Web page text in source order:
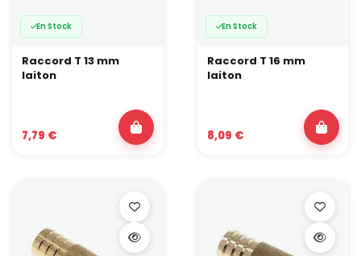
En Stock
Raccord T 13 mm
laiton
7,79 €
En Stock
Raccord T 16 mm
laiton
8,09 €